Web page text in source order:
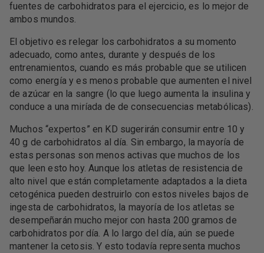
fuentes de carbohidratos para el ejercicio, es lo mejor de
ambos mundos.
El objetivo es relegar los carbohidratos a su momento
adecuado, como antes, durante y después de los
entrenamientos, cuando es más probable que se utilicen
como energía y es menos probable que aumenten el nivel
de azúcar en la sangre (lo que luego aumenta la insulina y
conduce a una miríada de de consecuencias metabólicas).
Muchos “expertos” en KD sugerirán consumir entre 10 y
40 g de carbohidratos al día. Sin embargo, la mayoría de
estas personas son menos activas que muchos de los
que leen esto hoy. Aunque los atletas de resistencia de
alto nivel que están completamente adaptados a la dieta
cetogénica pueden destruirlo con estos niveles bajos de
ingesta de carbohidratos, la mayoría de los atletas se
desempeñarán mucho mejor con hasta 200 gramos de
carbohidratos por día. A lo largo del día, aún se puede
mantener la cetosis. Y esto todavía representa muchos